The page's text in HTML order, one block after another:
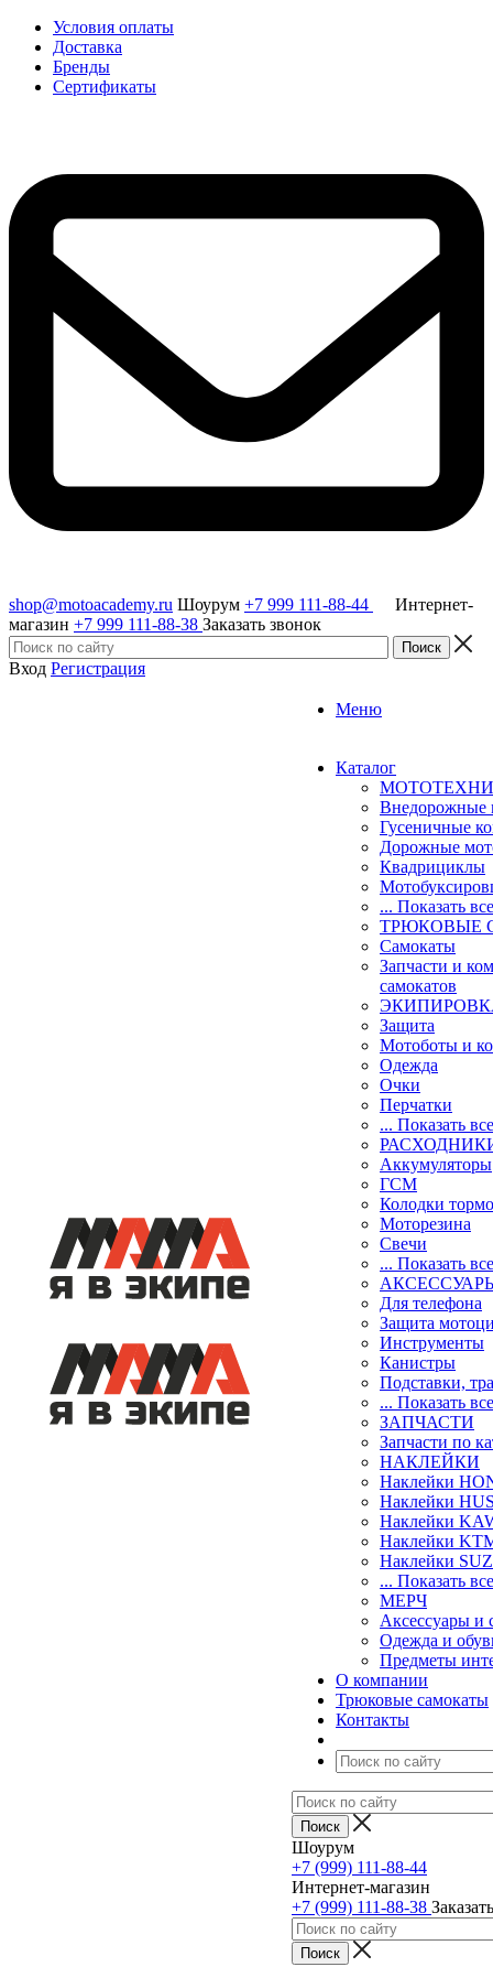
Условия оплаты
Доставка
Бренды
Сертификаты
shop@motoacademy.ru Шоурум +7 999 111-88-44
Интернет-
магазин +7 999 111-88-38 Заказать звонок
Вход Регистрация
Меню
Каталог
Внедорожные
Гусеничные
Дорожные
Квадрициклы
... Показать все
ТРЮКОВЫЕ
Самокаты
Запчасти и
самокатов
Защита
Мотоботы и
Одежда
Очки
Перчатки
... Показать все
Аккумуляторы
ГСМ
Колодки
Моторезина
Свечи
... Показать все
Для телефона
Защита
Инструменты
Канистры
Подставки,
... Показать все
ЗАПЧАСТИ
Запчасти по
НАКЛЕЙКИ
Наклейки
Наклейки
Наклейки
Наклейки
Наклейки
... Показать все
МЕРЧ
Аксессуары и
Одежда и
Предметы
О компании
Трюковые самокаты
Контакты
Шоурум
+7 (999) 111-88-44
Интернет-магазин
+7 (999) 111-88-38